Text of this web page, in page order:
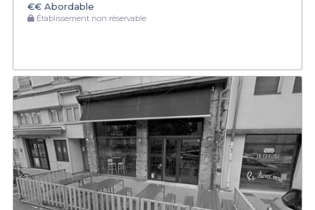
€€ Abordable
Établissement non réservable